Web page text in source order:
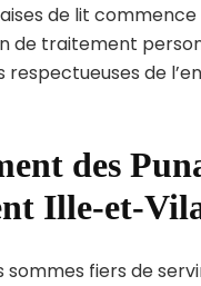
de lit
de traitement
respectueuses de
des
Ille-et-
fiers de